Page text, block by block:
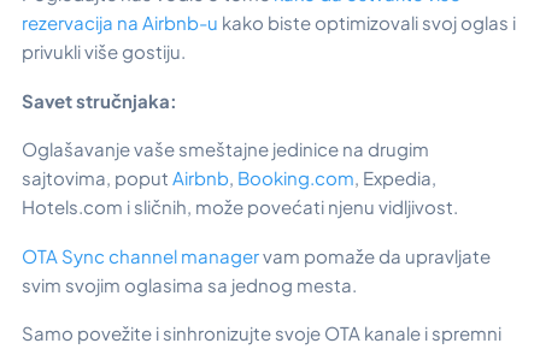
rezervacija na Airbnb-u kako biste optimizovali svoj oglas i
privukli više gostiju.
Savet stručnjaka:
Oglašavanje vaše smeštajne jedinice na drugim
sajtovima, poput Airbnb, Booking.com, Expedia,
Hotels.com i sličnih, može povećati njenu vidljivost.
OTA Sync channel managervam pomaže da upravljate
svim svojim oglasima sa jednog mesta.
Samo povežite i sinhronizujte svoje OTA kanale i spremni